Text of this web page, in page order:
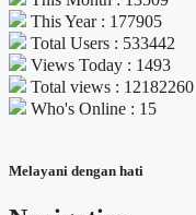
This Year : 177905
Total Users : 533442
Views Today : 1493
Total views : 12182260
Who's Online : 15
Melayani dengan hati